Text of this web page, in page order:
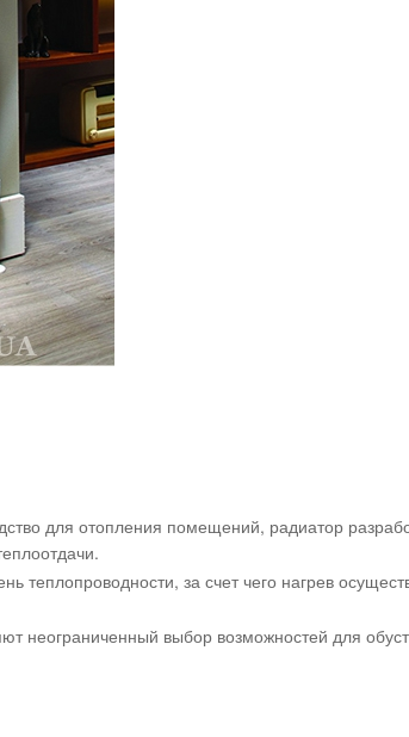
для отопления помещений, радиатор
за счет чего нагрев
неограниченный выбор возможностей для